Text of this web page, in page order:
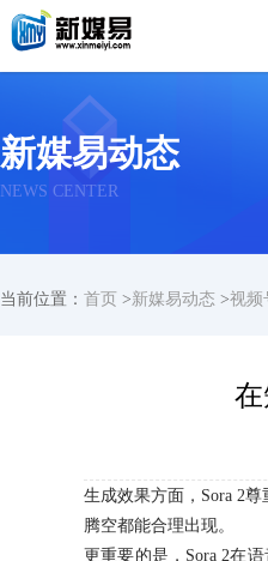
会员中心
首页
直播助农
我要求购
新媒易动态
NEWS CENTER
当前位置： 首页 >新媒易动态 >视频
生成效果方面，Sora 2
腾空都能合理出现。
更重要的是，Sora 2在